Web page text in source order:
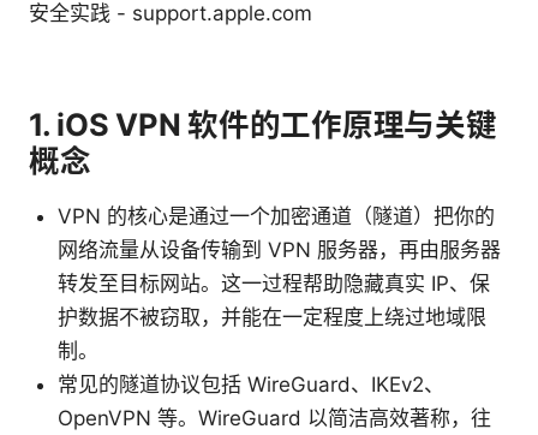
安全实践 - support.apple.com
1. iOS VPN 软件的工作原理与关键
概念
VPN 的核心是通过一个加密通道（隧道）把你的
网络流量从设备传输到 VPN 服务器，再由服务器
转发至目标网站。这一过程帮助隐藏真实 IP、保
护数据不被窃取，并能在一定程度上绕过地域限
制。
常见的隧道协议包括 WireGuard、IKEv2、
OpenVPN 等。WireGuard 以简洁高效著称，往